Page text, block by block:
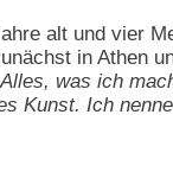
alt und vier
in Athen
was ich
Kunst. Ich